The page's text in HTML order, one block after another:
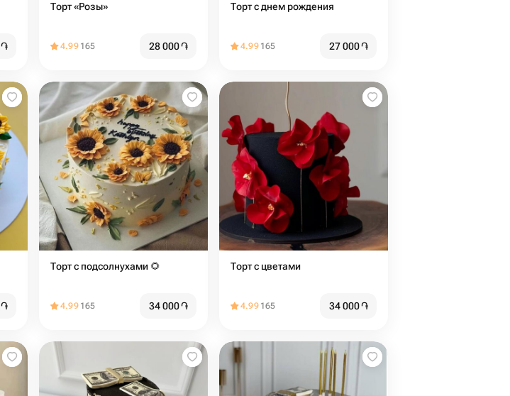
֏
Торт «Розы»
4.99 165 28 000֏
Торт с днем рождения
4.99 165 27 000֏
֏
Торт с подсолнухами 🌻
4.99 165 34 000֏
Торт с цветами
4.99 165 34 000֏